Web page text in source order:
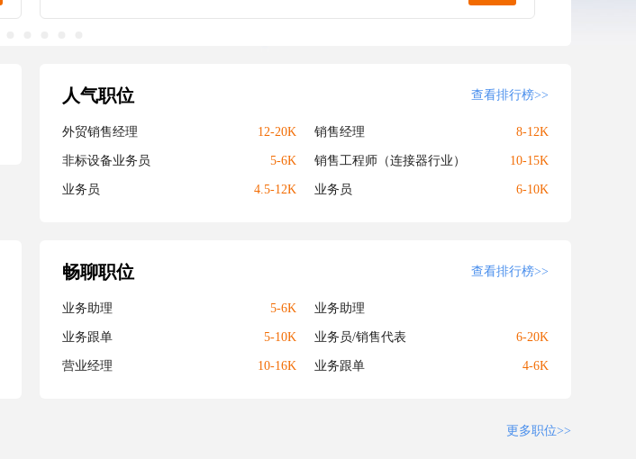
人气职位 查看排行榜>>
外贸销售经理 12-20K 销售经理 8-12K
非标设备业务员 5-6K 销售工程师（连接器行业） 10-15K
业务员 4.5-12K 业务员 6-10K
畅聊职位 查看排行榜>>
业务助理 5-6K 业务助理
业务跟单 5-10K 业务员/销售代表 6-20K
营业经理 10-16K 业务跟单 4-6K
更多职位>>